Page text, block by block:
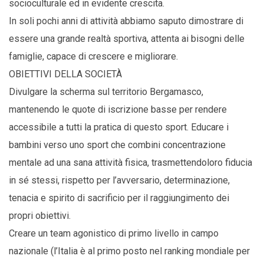
socioculturale ed in evidente crescita.
In soli pochi anni di attività abbiamo saputo dimostrare di
essere una grande realtà sportiva, attenta ai bisogni delle
famiglie, capace di crescere e migliorare.
OBIETTIVI DELLA SOCIETÀ
Divulgare la scherma sul territorio Bergamasco,
mantenendo le quote di iscrizione basse per rendere
accessibile a tutti la pratica di questo sport. Educare i
bambini verso uno sport che combini concentrazione
mentale ad una sana attività fisica, trasmettendoloro fiducia
in sé stessi, rispetto per l’avversario, determinazione,
tenacia e spirito di sacrificio per il raggiungimento dei
propri obiettivi.
Creare un team agonistico di primo livello in campo
nazionale (l’Italia è al primo posto nel ranking mondiale per